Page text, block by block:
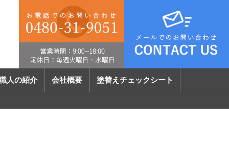
人の紹介 会社概要 塗替えチェックシート